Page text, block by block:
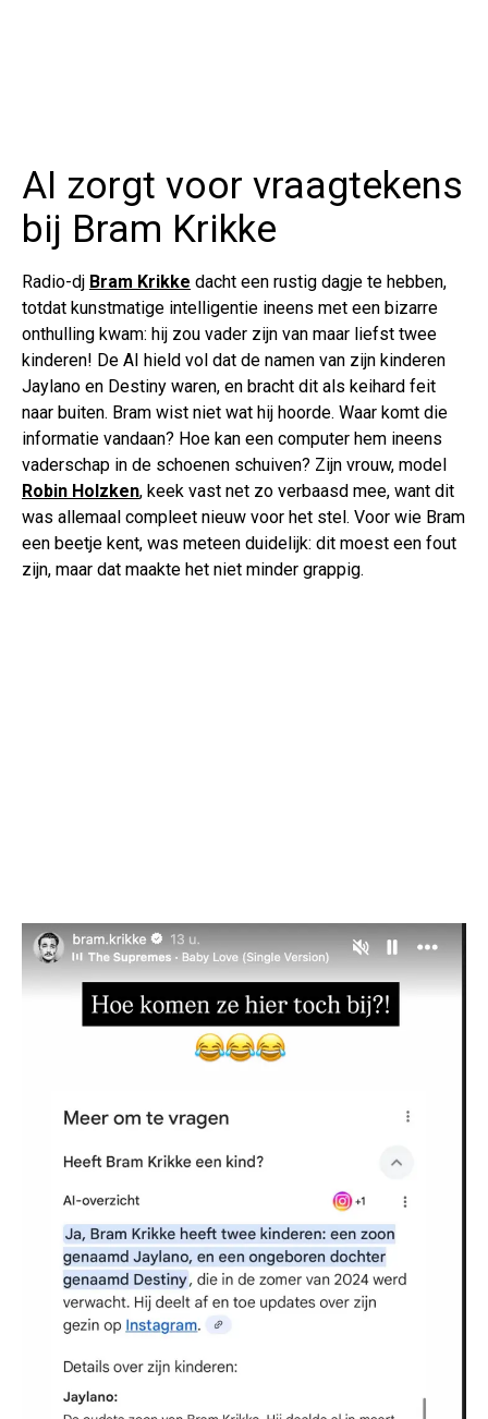
AI zorgt voor vraagtekens
bij Bram Krikke
Radio-dj Bram Krikke dacht een rustig dagje te hebben,
totdat kunstmatige intelligentie ineens met een bizarre
onthulling kwam: hij zou vader zijn van maar liefst twee
kinderen! De AI hield vol dat de namen van zijn kinderen
Jaylano en Destiny waren, en bracht dit als keihard feit
naar buiten. Bram wist niet wat hij hoorde. Waar komt die
informatie vandaan? Hoe kan een computer hem ineens
vaderschap in de schoenen schuiven? Zijn vrouw, model
Robin Holzken, keek vast net zo verbaasd mee, want dit
was allemaal compleet nieuw voor het stel. Voor wie Bram
een beetje kent, was meteen duidelijk: dit moest een fout
zijn, maar dat maakte het niet minder grappig.